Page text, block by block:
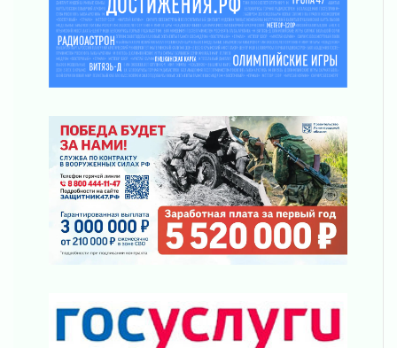
Ленобласть отмечает День Воздушно-
десантных войск
02 августа 2026
«Активное лето»
Ленобласть отметила заслуги жителей перед
регионом и страной
02 августа 2026
Ладога — не пруд
02 августа 2026
ПСК через Гослуслуги напомнит жителям
Ленинградской области о неоплаченных
счетах
районе Ленобласти
02 августа 2026